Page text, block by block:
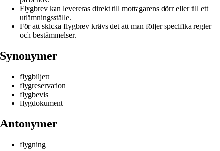
Flygbrev kan levereras direkt till mottagarens dörr eller till ett
utlämningsställe.
För att skicka flygbrev krävs det att man följer specifika regler
och bestämmelser.
Synonymer
flygbiljett
flygreservation
flygbevis
flygdokument
Antonymer
flygning